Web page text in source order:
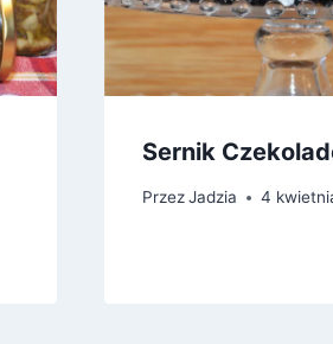
Sernik
Przez Jadzia 4